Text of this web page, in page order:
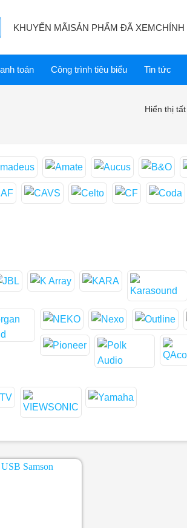
KHUYẾN MÃISẢN PHẨM ĐÃ XEMCHÍNH
toán Công trình tiêu biểu Tin tức
Hiển thị